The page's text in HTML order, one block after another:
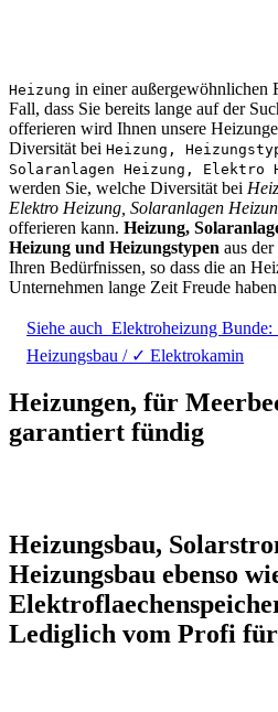
Heizung in einer außergewöhnlichen
Fall, dass Sie bereits lange auf der
offerieren wird Ihnen unsere
Diversität bei Heizung,
Solaranlagen Heizung, Elektro
werden Sie, welche Diversität bei
Elektro Heizung, Solaranlagen
offerieren kann. Heizung,
Heizung und Heizungstypen aus
Ihren Bedürfnissen, so dass die an
Unternehmen lange Zeit Freude
Siehe auch Elektroheizung
Heizungsbau / ✓ Elektrokamin
Heizungen, für
garantiert fündig
Heizungsbau,
Heizungsbau ebenso
Lediglich vom Profi